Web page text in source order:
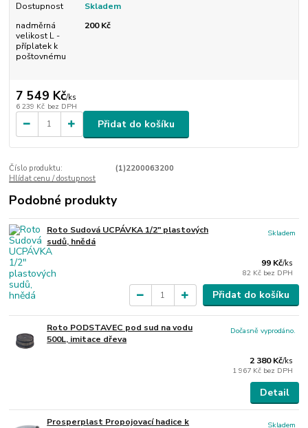
Dostupnost
Skladem
nadměrná
velikost L -
příplatek k
poštovnému
200 Kč
7 549 Kč/ks
6 239 Kč bez DPH
Přidat do košíku
Číslo produktu:
(1)2200063200
Hlídat cenu / dostupnost
Podobné produkty
Roto Sudová UCPÁVKA 1/2" plastových
sudů, hnědá
99 Kč/ks
82 Kč bez DPH
Skladem
Přidat do košíku
Roto PODSTAVEC pod sud na vodu
500L, imitace dřeva
2 380 Kč/ks
1 967 Kč bez DPH
Dočasně vyprodáno.
Detail
Prosperplast Propojovací hadice k
Skladem